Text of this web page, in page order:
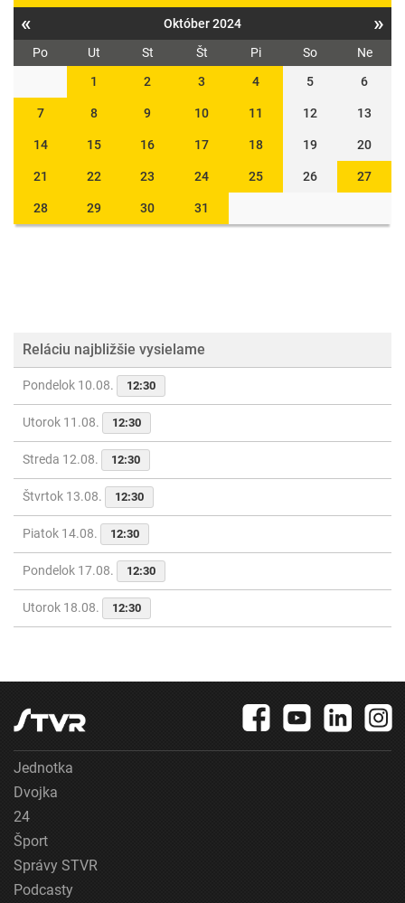
« Október 2024 »
Po Ut St Št Pi So
Ne
1
2 3 4 5 6
7 8 9 10 11 12 13
14 15 16 17 18 19 20
21 22 23 24 25 26 27
28 29 30 31
Reláciu najbližšie vysielame
Pondelok 10.08. 12:30
Utorok 11.08. 12:30
Streda 12.08. 12:30
Štvrtok 13.08. 12:30
Piatok 14.08. 12:30
Pondelok 17.08. 12:30
Utorok 18.08. 12:30
Jednotka
Dvojka
24
Šport
Správy STVR
Podcasty